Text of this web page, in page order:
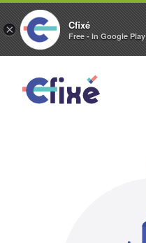
× Cfixé
Free - In Google Play